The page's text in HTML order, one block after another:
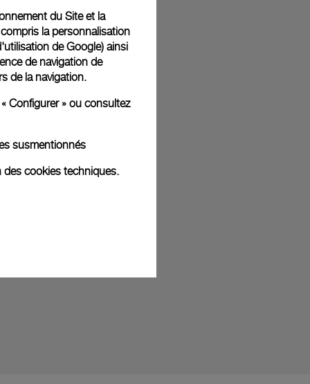
livrées dans un coffret signature Panerai offert. Lors du
la possibilité d’ajouter un message cadeau
du Site et la
la personnalisation
de Google) ainsi
de navigation de
de la navigation.
Configurer » ou consultez
susmentionnés
des cookies techniques.